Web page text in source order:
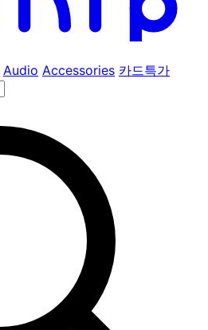
Audio Accessories 카드특가